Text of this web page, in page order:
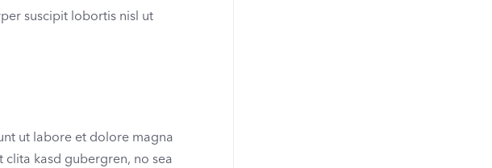
suscipit lobortis nisl ut
ut labore et dolore magna
kasd gubergren, no sea